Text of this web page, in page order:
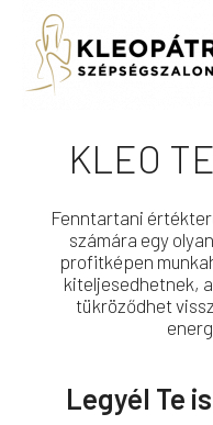
KLEO
Fenntartani
számára egy
profitképen
kiteljesedhetnek,
tükröződhet
Legyél Te